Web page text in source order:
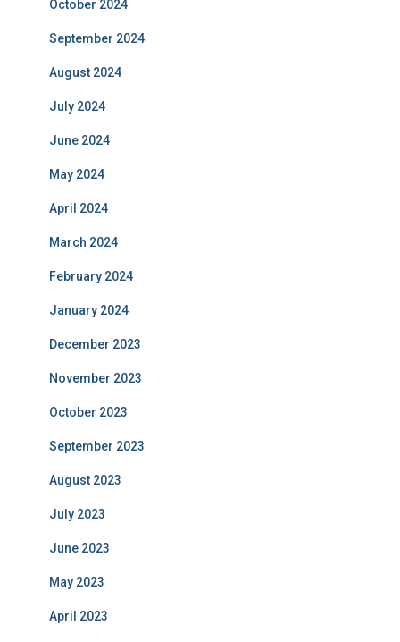
October 2024
September 2024
August 2024
July 2024
June 2024
May 2024
April 2024
March 2024
February 2024
January 2024
December 2023
November 2023
October 2023
September 2023
August 2023
July 2023
June 2023
May 2023
April 2023